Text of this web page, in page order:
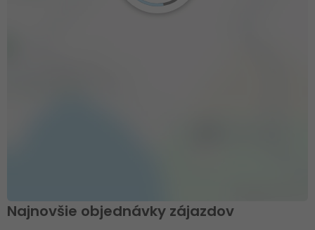
Najnovšie objednávky zájazdov